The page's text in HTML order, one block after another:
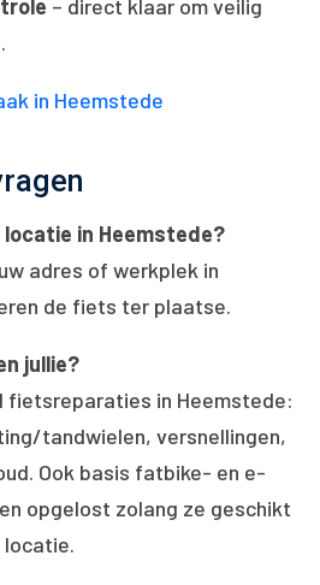
– direct klaar om veilig
in Heemstede
in Heemstede?
adres of werkplek in
de fiets ter plaatse.
jullie?
fietsreparaties in Heemstede:
tandwielen, versnellingen,
Ook basis fatbike- en e-
opgelost zolang ze geschikt